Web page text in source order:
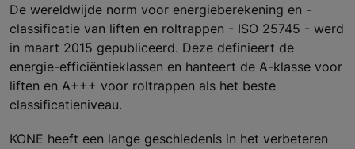
De wereldwijde norm voor energieberekening en -
classificatie van liften en roltrappen - ISO 25745 - werd
in maart 2015 gepubliceerd. Deze definieert de
energie-efficiëntieklassen en hanteert de A-klasse voor
liften en A+++ voor roltrappen als het beste
classificatieniveau.
KONE heeft een lange geschiedenis in het verbeteren